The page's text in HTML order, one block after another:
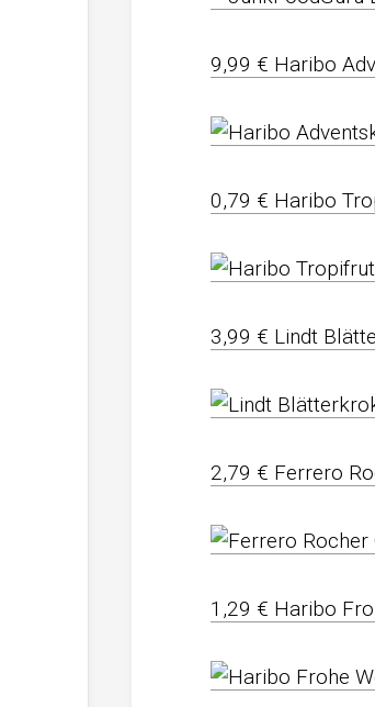
9,99 € Haribo
0,79 € Haribo
3,99 € Lindt
2,79 € Ferrero
1,29 € Haribo